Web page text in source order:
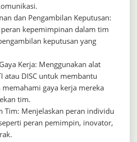
dan Pengambilan Keputusan:
kepemimpinan dalam tim
keputusan yang
Kerja: Menggunakan alat
atau DISC untuk membantu
gaya kerja mereka
tim.
Tim: Menjelaskan peran individu
peran pemimpin, inovator,